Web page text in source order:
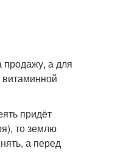
продажу, а для
придёт
то землю
а перед